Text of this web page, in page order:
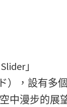
」
），設有多
中漫步的展